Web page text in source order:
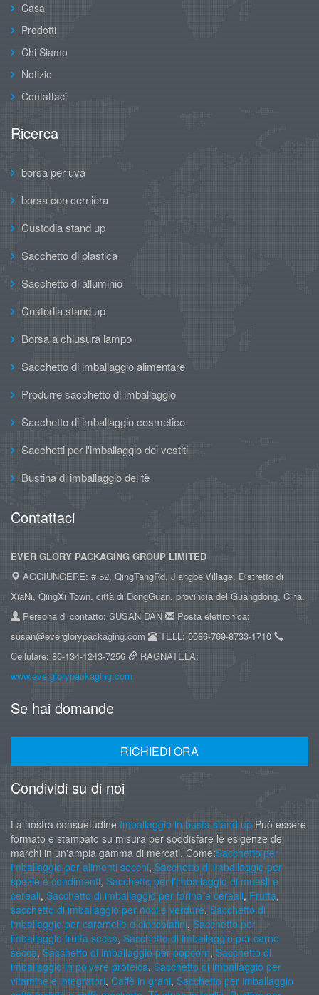
Casa
Prodotti
Chi Siamo
Notizie
Contattaci
Ricerca
borsa per uva
borsa con cerniera
Custodia stand up
Sacchetto di plastica
Sacchetto di alluminio
Custodia stand up
Borsa a chiusura lampo
Sacchetto di imballaggio alimentare
Produrre sacchetto di imballaggio
Sacchetto di imballaggio cosmetico
Sacchetti per l'imballaggio dei vestiti
Bustina di imballaggio del tè
Contattaci
EVER GLORY PACKAGING GROUP LIMITED
AGGIUNGERE: # 52, QingTangRd, JiangbeiVillage, Distretto di
XiaNi, QingXi Town, città di DongGuan, provincia del Guangdong, Cina.
Persona di contatto: SUSAN DAN
Posta elettronica:
susan@everglorypackaging.com
TELL: 0086-769-8733-1710
Cellulare: 86-134-1243-7256
RAGNATELA:
www.everglorypackaging.com
Se hai domande
RICHIEDI ORA
Condividi su di noi
La nostra consuetudine Imballaggio in busta stand up Può essere
formato e stampato su misura per soddisfare le esigenze dei
marchi in un'ampia gamma di mercati. Come:Sacchetto per
imballaggio per alimenti secchi, Sacchetto di imballaggio per
spezie e condimenti, Sacchetto per l'imballaggio di muesli e
cereali, Sacchetto di imballaggio per farina e cereali, Frutta,
sacchetto di imballaggio per noci e verdure, Sacchetto di
imballaggio per caramelle e cioccolatini, Sacchetto per
imballaggio frutta secca, Sacchetto di imballaggio per carne
secca, Sacchetto di imballaggio per popcorn, Sacchetto di
imballaggio in polvere proteica, Sacchetto di imballaggio per
vitamine e integratori, Caffè in grani, Sacchetto per imballaggio